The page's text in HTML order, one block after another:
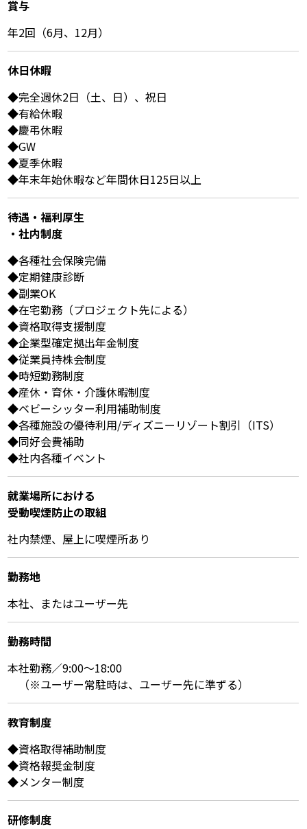
賞与
年2回（6月、12月）
休⽇休暇
◆完全週休2日（土、日）、祝日
◆有給休暇
◆慶弔休暇
◆GW
◆夏季休暇
◆年末年始休暇など年間休日125日以上
待遇・福利厚⽣
・社内制度
◆各種社会保険完備
◆定期健康診断
◆副業OK
◆在宅勤務（プロジェクト先による）
◆資格取得支援制度
◆企業型確定拠出年金制度
◆従業員持株会制度
◆時短勤務制度
◆産休・育休・介護休暇制度
◆ベビーシッター利用補助制度
◆各種施設の優待利用/ディズニーリゾート割引（ITS）
◆同好会費補助
◆社内各種イベント
就業場所における
受動喫煙防⽌の取組
社内禁煙、屋上に喫煙所あり
勤務地
本社、またはユーザー先
勤務時間
本社勤務／9:00～18:00
（※ユーザー常駐時は、ユーザー先に準ずる）
教育制度
◆資格取得補助制度
◆資格報奨金制度
◆メンター制度
研修制度